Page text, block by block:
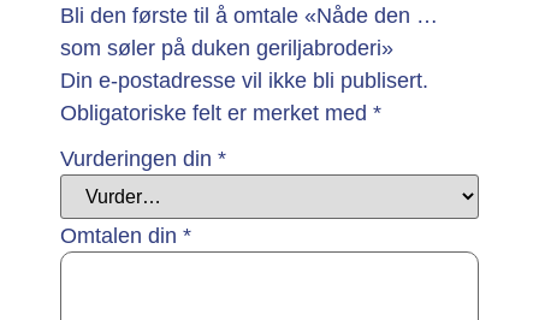
Bli den første til å omtale «Nåde den …
som søler på duken geriljabroderi»
Din e-postadresse vil ikke bli publisert.
Obligatoriske felt er merket med *
Vurderingen din *
Omtalen din *